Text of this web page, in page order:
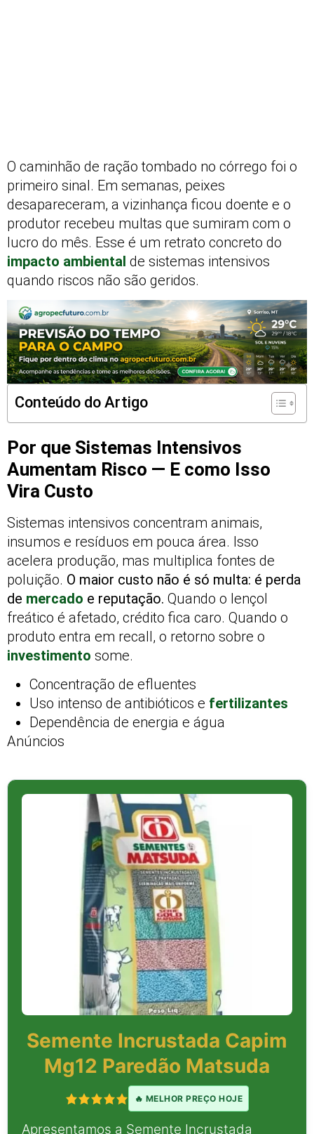
O caminhão de ração tombado no córrego foi o
primeiro sinal. Em semanas, peixes
desapareceram, a vizinhança ficou doente e o
produtor recebeu multas que sumiram com o
lucro do mês. Esse é um retrato concreto do
impacto ambiental de sistemas intensivos
quando riscos não são geridos.
Conteúdo do Artigo
Por que Sistemas Intensivos
Aumentam Risco — E como Isso
Vira Custo
Sistemas intensivos concentram animais,
insumos e resíduos em pouca área. Isso
acelera produção, mas multiplica fontes de
poluição. O maior custo não é só multa: é perda
de mercado e reputação. Quando o lençol
freático é afetado, crédito fica caro. Quando o
produto entra em recall, o retorno sobre o
investimento some.
Concentração de efluentes
Uso intenso de antibióticos e fertilizantes
Dependência de energia e água
Anúncios
Semente Incrustada Capim
Mg12 Paredão Matsuda
🔥 MELHOR PREÇO HOJE
Apresentamos a Semente Incrustada